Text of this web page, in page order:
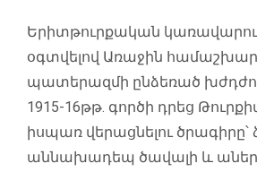
Երիտթուրքական
օգտվելով Առաջին
պատերազմի ընձեռած
1915-16թթ. գործի դրեց
իսպառ վերացնելու ծրագիրը՝
աննախադեպ ծավալի և